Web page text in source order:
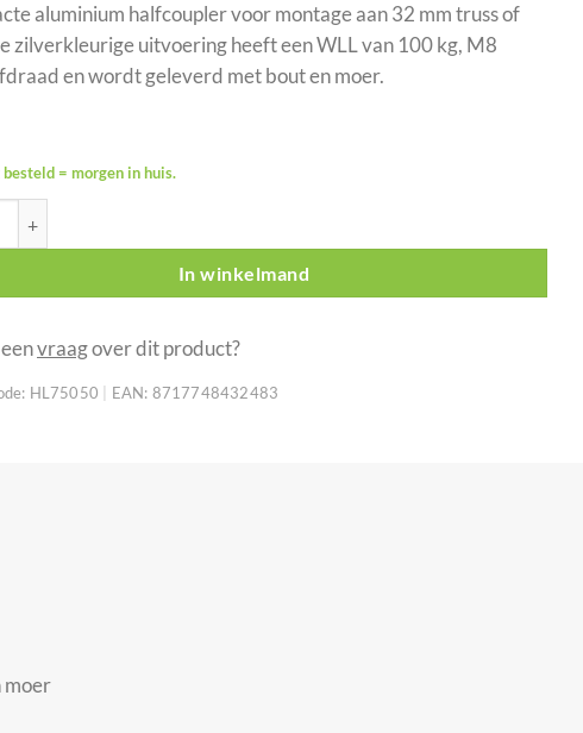
aluminium halfcoupler voor montage aan 32 mm truss of
zilverkleurige uitvoering heeft een WLL van 100 kg, M8
en wordt geleverd met bout en moer.
besteld = morgen in huis.
32 mm halfcoupler zilver aantal
In winkelmand
vraagover dit product?
HL75050 EAN: 8717748432483
moer